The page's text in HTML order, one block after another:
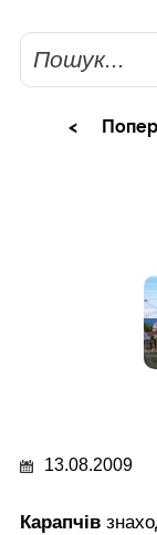
Пошук
13.08.2009
Карапчів